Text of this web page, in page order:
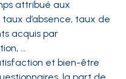
attribué aux
d’absence, taux de
acquis par
…
et bien-être